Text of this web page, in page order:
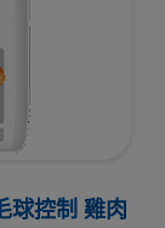
球控制 雞肉